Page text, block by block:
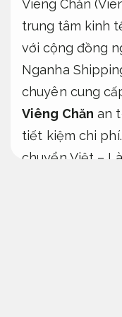
Viêng Chăn
trung tâm kinh
với cộng đồng
Nganha
chuyên cung
Viêng Chăn an
tiết kiệm chi
chuyển Việt –